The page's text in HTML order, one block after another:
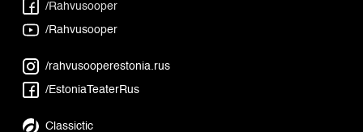
/Rahvusooper
/Rahvusooper
/rahvusooperestonia.rus
/EstoniaTeaterRus
Classictic